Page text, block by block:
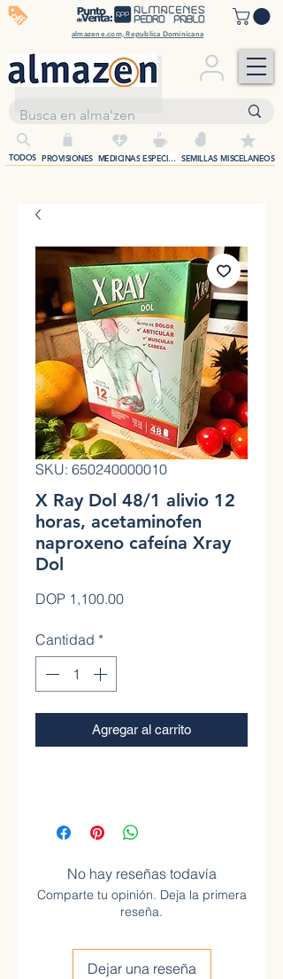
almazene.com, Republica Dominicana
off
+
PROVISIONES MEDICINAS SEMILLAS
ESPECIAS MISCELANEOS
TODOS
SKU: 650240000010
X Ray Dol 48/1 alivio 12
horas, acetaminofen
naproxeno cafeína Xray
Dol
DOP 1,100.00Precio
Cantidad *
Agregar al carrito
No hay reseñas todavía
Comparte tu opinión. Deja la primera
reseña.
Dejar una reseña